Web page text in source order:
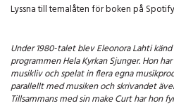
Lyssna till temalåten för boken på
Under 1980-talet blev Eleonora Lahti
programmen Hela Kyrkan Sjunger. Hon
musikliv och spelat in flera egna
parallellt med musiken och skrivandet
Tillsammans med sin make Curt har hon